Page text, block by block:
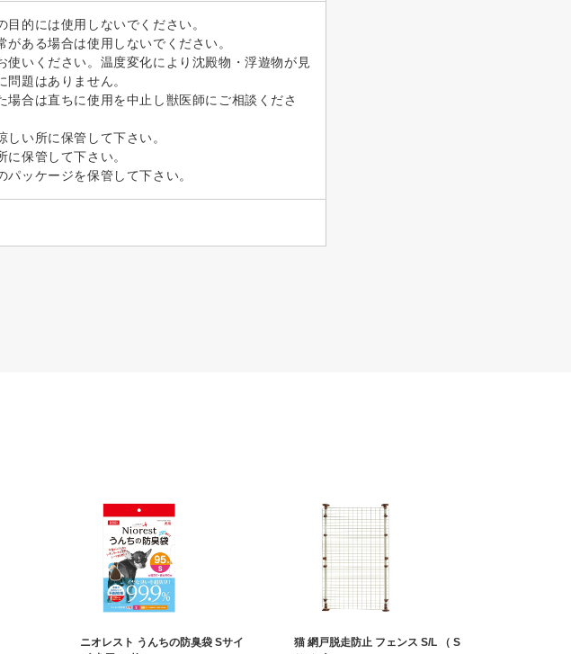
目的には使用しないでください。
がある場合は使用しないでください。
使いください。温度変化により沈殿物・浮遊物が見
題はありません。
場合は直ちに使用を中止し獣医師にご相談くださ
しい所に保管して下さい。
に保管して下さい。
パッケージを保管して下さい。
ニオレスト うんちの防臭袋 Sサイ
猫 網戸脱走防止 フェンス S/L （ S